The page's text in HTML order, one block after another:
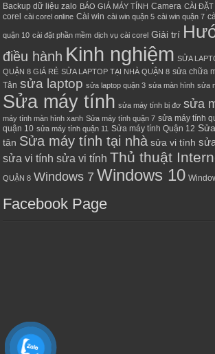
Backup dữ liệu zalo BÁO GIÁ MÁY TÍNH Camera CÀI ĐẶT
corel
cài corel online Cài win cài win quận 5 cài win quận 7
quận 10 cài đặt phần mềm dịch vụ cài corel Giải trí
điều hành Kinh nghiệm SỬA
QUẬN 8 GIÁ RẺ SỬA LAPTOP TẠI NHÀ QUẬN 8 sửa chữa
Tân sửa laptop sửa laptop quận 3 sửa màn hình sửa
Sửa máy tính sửa máy tính bị đơ sửa
máy tính màn hình xanh Sửa máy tính quận 7 sửa máy tính
quận 10 sửa máy tính quận 11 Sửa máy tính Quận 12
tân Sửa máy tính tại nhà sửa vi tính
sửa vi tính sửa vi tính Thủ thuật
QUẬN 8 Windows 7 Windows 10
Facebook Page